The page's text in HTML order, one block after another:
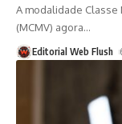
A modalidade Classe
(MCMV) agora…
Editorial Web Flush